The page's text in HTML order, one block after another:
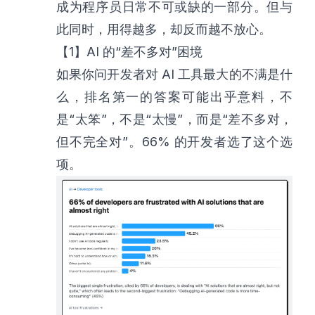
成为程序员日常不可或缺的一部分。但与
此同时，用得越多，却反而越不放心。
【1】AI 的“差不多对”困境
如果你问开发者对 AI 工具最大的不满是什
么，排名第一的答案可能出乎意料，不
是“太笨”，不是“太慢”，而是“差不多对，
但不完全对”。66% 的开发者选了这个选
项。